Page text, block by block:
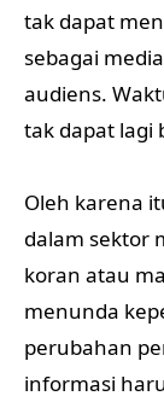
tak dapat
sebagai
audiens.
tak dapat lagi
Oleh karena
dalam sektor
koran atau
menunda
perubahan
informasi